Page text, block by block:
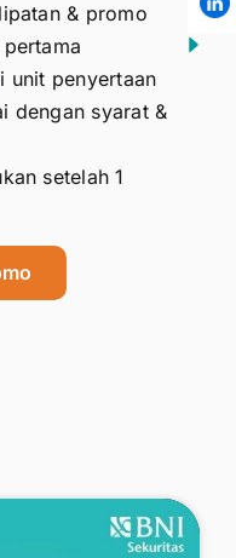
& promo
unit penyertaan
dengan syarat &
setelah 1